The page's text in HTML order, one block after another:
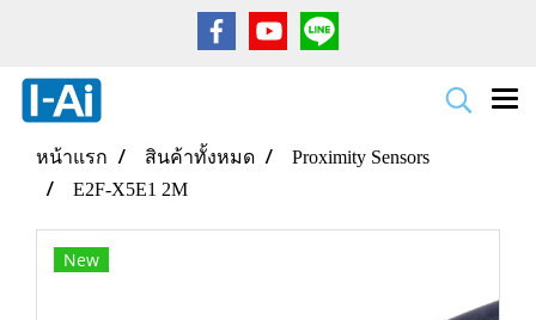
หน้าแรก สินค้าทั้งหมด
Proximity Sensors
E2F-X5E1 2M
New